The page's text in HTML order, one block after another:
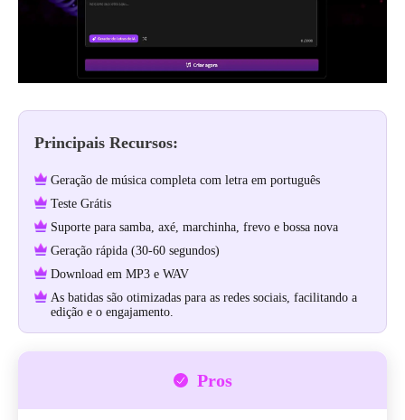
Principais Recursos:
Geração de música completa com letra em português
Teste Grátis
Suporte para samba, axé, marchinha, frevo e bossa nova
Geração rápida (30-60 segundos)
Download em MP3 e WAV
As batidas são otimizadas para as redes sociais, facilitando a
edição e o engajamento.
Pros